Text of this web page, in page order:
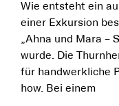
Wie entsteht ein
einer Exkursion
„Ahna und Mara –
wurde. Die
für handwerkliche
how. Bei einem